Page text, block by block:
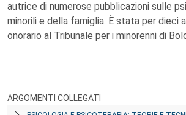
autrice di numerose pubblicazioni sulle
minorili e della famiglia. È stata per dieci
onorario al Tribunale per i minorenni di
ARGOMENTI COLLEGATI